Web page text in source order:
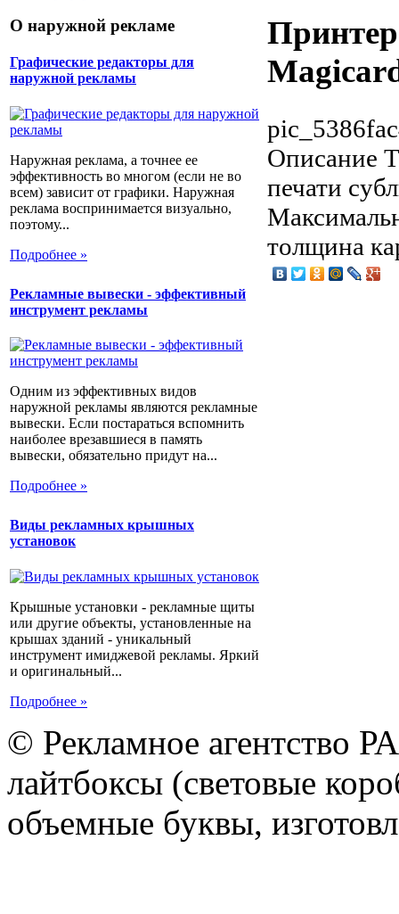
О наружной рекламе
Графические редакторы для
наружной рекламы
Наружная реклама, а точнее ее
эффективность во многом (если не во
всем) зависит от графики. Наружная
реклама воспринимается визуально,
поэтому...
Подробнее »
Рекламные вывески - эффективный
инструмент рекламы
Одним из эффективных видов
наружной рекламы являются рекламные
вывески. Если постараться вспомнить
наиболее врезавшиеся в память
вывески, обязательно придут на...
Подробнее »
Виды рекламных крышных
установок
Крышные установки - рекламные щиты
или другие объекты, установленные на
крышах зданий - уникальный
инструмент имиджевой рекламы. Яркий
и оригинальный...
Подробнее »
Описание
печати
толщина
© Рекламное агентство
лайтбоксы (световые
объемные буквы,